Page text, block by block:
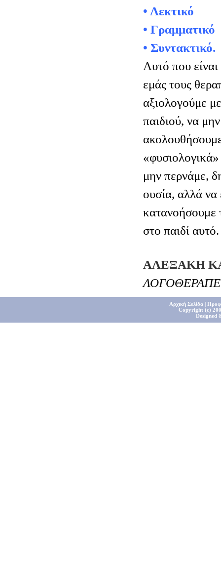
• Λεκτικό
• Γραμματικό
• Συντακτικό.
Αυτό που
εμάς τους
αξιολογούμε
παιδιού, να
μην περνάμε,
ουσία, αλλά να
κατανοήσουμε
στο παιδί αυτό.
ΑΛΕΞΑΚΗ
Αρχική Σελίδα|
Copyright (c)
Designed